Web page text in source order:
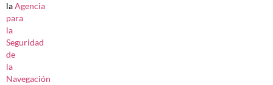
laAgencia
para
la
Seguridad
de
la
Navegación